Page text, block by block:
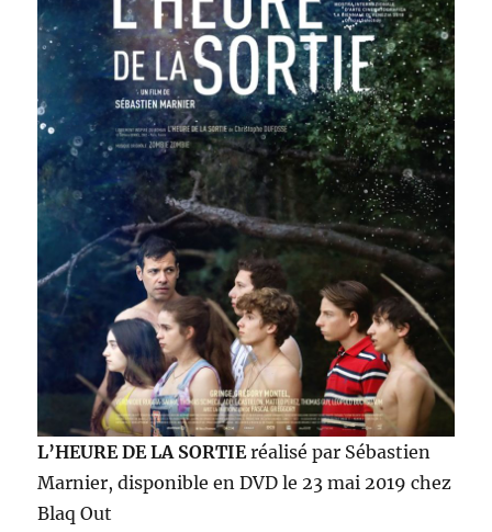
L’HEURE DE LA SORTIEréalisé par Sébastien
Marnier, disponible en DVD le 23 mai 2019 chez
Blaq Out